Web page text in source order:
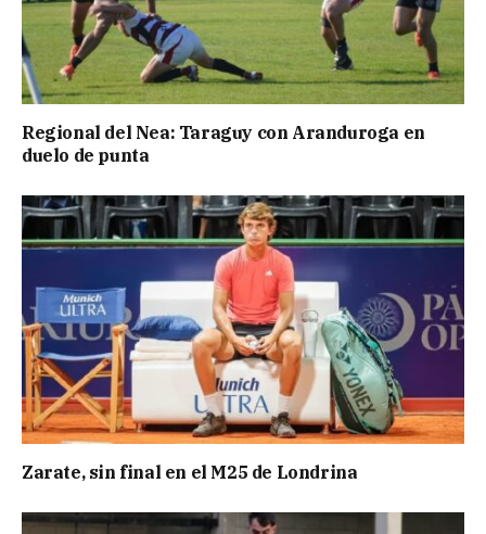
Regional del Nea: Taraguy con Aranduroga en
duelo de punta
Zarate, sin final en el M25 de Londrina